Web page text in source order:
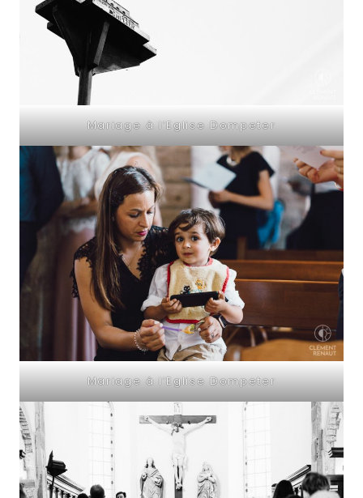
Mariage à l’Eglise Dompeter
Mariage à l’Eglise Dompeter